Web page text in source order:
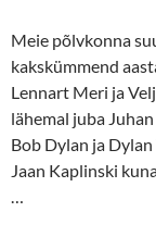
Meie põlvkonna
kakskümmend
Lennart Meri ja
lähemal juba
Bob Dylan ja
Jaan Kaplinski
…